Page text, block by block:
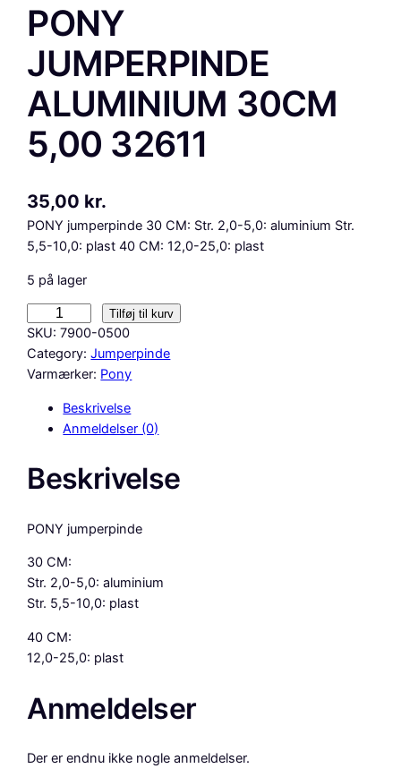
PONY
JUMPERPINDE
ALUMINIUM 30CM
5,00 32611
35,00 kr.
PONY jumperpinde 30 CM: Str. 2,0-5,0: aluminium Str.
5,5-10,0: plast 40 CM: 12,0-25,0: plast
5 på lager
O
N
Y
E
I
N
D
E
L
U
N
U
Tilføj til kurv
SKU: 7900-0500
Category:Jumperpinde
Varmærker: Pony
Beskrivelse
Anmeldelser (0)
Beskrivelse
PONY jumperpinde
30 CM:
Str. 2,0-5,0: aluminium
Str. 5,5-10,0: plast
40 CM:
12,0-25,0: plast
Anmeldelser
Der er endnu ikke nogle anmeldelser.